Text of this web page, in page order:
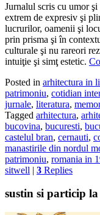
Jurnalul scris cu umor
extrem de expresiv şi
lucrurilor, oamenii şi
prin prisma şi în
culturale şi nu rareori
intuiţie şi simţ estetic.
Posted in arhitectura in
patrimoniu, cotidian
jurnale, literatura,
Tagged arhitectura,
bucovina, bucuresti,
castelul bran, cernauti,
manastirile din nordul
patrimoniu, romania in
sitwell | 3 Replies
sustin si particip